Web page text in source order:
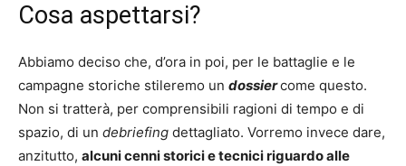
Cosa aspettarsi?
Abbiamo deciso che, d’ora in poi, per le battaglie e le
campagne storiche stileremo un dossiercome questo.
Non si tratterà, per comprensibili ragioni di tempo e di
spazio, di un debriefing dettagliato. Vorremo invece dare,
anzitutto, alcuni cenni storici e tecnici riguardo alle